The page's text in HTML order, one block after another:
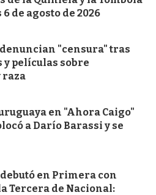
de agosto de 2026
"censura" tras
películas sobre
raza
en "Ahora Caigo"
a Darío Barassi y se
en Primera con
Tercera de Nacional: